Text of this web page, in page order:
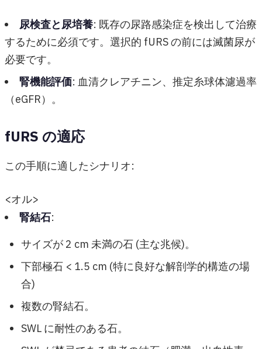
尿検査と尿培養: 既存の尿路感染症を検出して治療
するために必須です。選択的 fURS の前には滅菌尿が
必要です。
腎機能評価: 血清クレアチニン、推定糸球体濾過率
（eGFR）。
fURS の適応
この手順に適したシナリオ:
<オル>
腎結石:
サイズが 2 cm 未満の石 (主な兆候)。
下部極石 < 1.5 cm (特に良好な解剖学的構造の場
合)
複数の腎結石。
SWL に耐性のある石。